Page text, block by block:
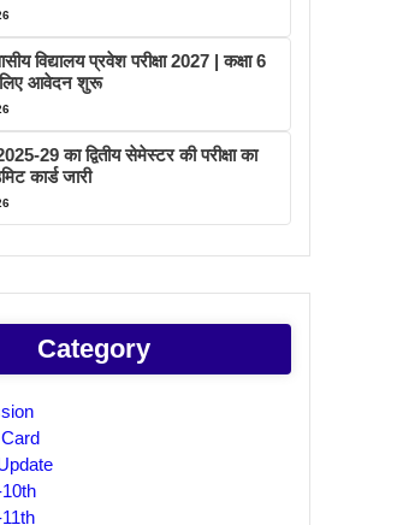
विद्यालय प्रवेश परीक्षा 2027 | कक्षा 6
आवेदन शुरू
29 का द्वितीय सेमेस्टर की परीक्षा का
कार्ड जारी
Category